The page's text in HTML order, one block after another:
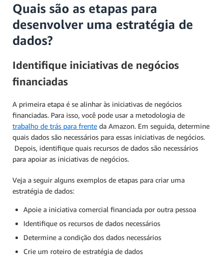
Quais são as etapas para
desenvolver uma estratégia de
dados?
Identifique iniciativas de negócios
financiadas
A primeira etapa é se alinhar às iniciativas de negócios
financiadas. Para isso, você pode usar a metodologia de
trabalho de trás para frente da Amazon. Em seguida, determine
quais dados são necessários para essas iniciativas de negócios.
Depois, identifique quais recursos de dados são necessários
para apoiar as iniciativas de negócios.
Veja a seguir alguns exemplos de etapas para criar uma
estratégia de dados:
Apoie a iniciativa comercial financiada por outra pessoa
Identifique os recursos de dados necessários
Determine a condição dos dados necessários
Crie um roteiro de estratégia de dados